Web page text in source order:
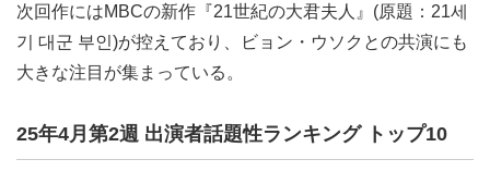
次回作にはMBCの新作『21世紀の大君夫人』(原題：21세
기 대군 부인)が控えており、ビョン・ウソクとの共演にも
大きな注目が集まっている。
25年4月第2週 出演者話題性ランキング トップ10